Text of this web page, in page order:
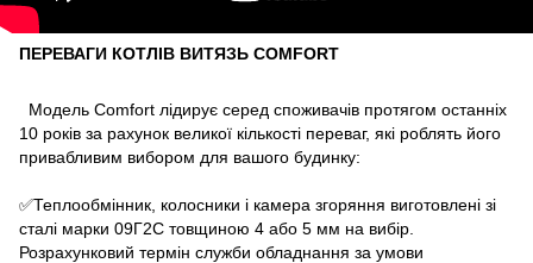
ПЕРЕВАГИ КОТЛІВ ВИТЯЗЬ COMFORT
Модель Comfort лідирує серед споживачів протягом останніх
10 років за рахунок великої кількості переваг, які роблять його
привабливим вибором для вашого будинку:
✅Теплообмінник, колосники і камера згоряння виготовлені зі
сталі марки 09Г2С товщиною 4 або 5 мм на вибір.
Розрахунковий термін служби обладнання за умови